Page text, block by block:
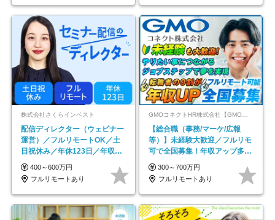
株式会社さくらインベスト
配信ディレクター（ウェビナー
運営）／フルリモートOK／土
日祝休み／年休123日／年収
600万円可
400～600万円
フルリモートあり
GMOコネクトHR株式会社【GMOインターネットグループ】
【総合職（事務/マーケ/広報
等）】未経験大歓迎／フルリモ
可で全国募集！年収アップ多数
★年休最大130日★
300～700万円
フルリモートあり